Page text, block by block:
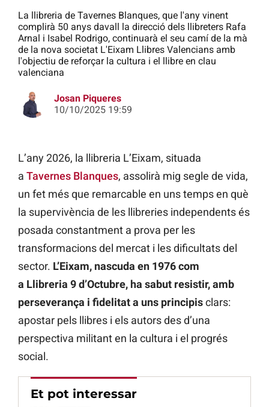
La llibreria de Tavernes Blanques, que l'any vinent
complirà 50 anys davall la direcció dels llibreters Rafa
Arnal i Isabel Rodrigo, continuarà el seu camí de la mà
de la nova societat L'Eixam Llibres Valencians amb
l'objectiu de reforçar la cultura i el llibre en clau
valenciana
Josan Piqueres
10/10/2025 19:59
L’any 2026, la llibreria L’Eixam, situada
a Tavernes Blanques, assolirà mig segle de vida,
un fet més que remarcable en uns temps en què
la supervivència de les llibreries independents és
posada constantment a prova per les
transformacions del mercat i les dificultats del
sector. L’Eixam, nascuda en 1976 com
a Llibreria 9 d’Octubre, ha sabut resistir, amb
perseverança i fidelitat a uns principisclars:
apostar pels llibres i els autors des d’una
perspectiva militant en la cultura i el progrés
social.
Et pot interessar